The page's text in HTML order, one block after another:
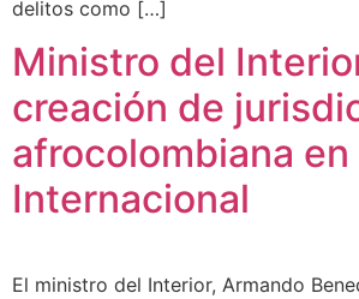
delitos como […]
Ministro del
creación de
afrocolombiana en
Internacional
El ministro del Interior, Armando